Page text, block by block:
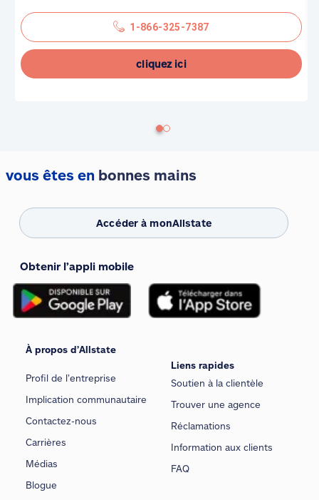
1-866-325-7387
cliquez ici
vous êtes en bonnes mains
Accéder à monAllstate
Obtenir l’appli mobile
À propos d’Allstate
Profil de l’entreprise
Implication communautaire
Contactez-nous
Carrières
Médias
Blogue
Liens rapides
Soutien à la clientèle
Trouver une agence
Réclamations
Information aux clients
FAQ